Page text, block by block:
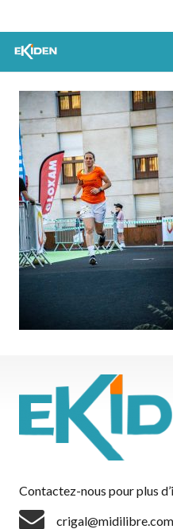
Contactez-nous pour plus
crigal@midilibre.com